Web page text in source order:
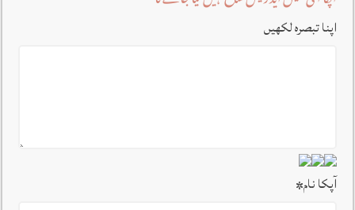
اپنا تبصرہ لکھیں
آپکا نام*